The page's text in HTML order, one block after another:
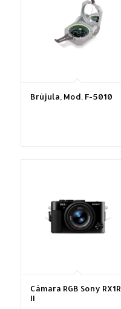
Brújula, Mod. F-5010
Cámara RGB Sony RX1R
II